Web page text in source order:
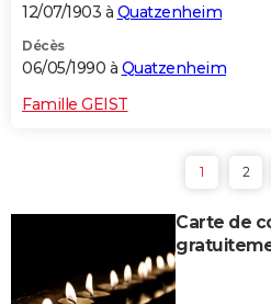
12/07/1903 à Quatzenheim
Décès
06/05/1990 à Quatzenheim
Famille GEIST
1 2
Carte de